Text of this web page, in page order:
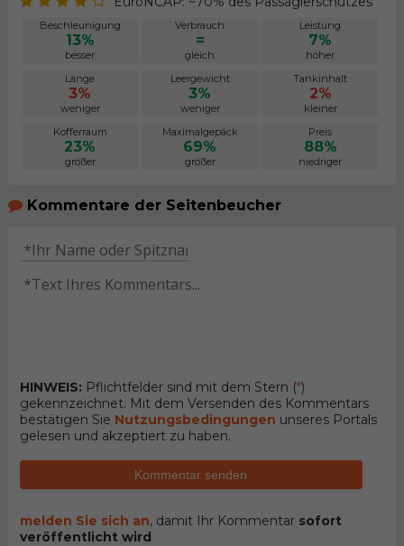
Beschleunigung
13%
besser
Verbrauch
=
gleich
Leistung
7%
höher
Länge
3%
weniger
Leergewicht
3%
weniger
Tankinhalt
2%
kleiner
Kofferraum
23%
größer
Maximalgepäck
69%
größer
Preis
88%
niedriger
Kommentare der Seitenbeucher
HINWEIS: Pflichtfelder sind mit dem Stern (*)
gekennzeichnet. Mit dem Versenden des Kommentars
bestätigen Sie Nutzungsbedingungen unseres Portals
gelesen und akzeptiert zu haben.
Kommentar senden
melden Sie sich an, damit Ihr Kommentar sofort
veröffentlicht wird